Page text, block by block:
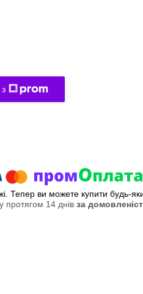
Тепер ви можете купити будь-
протягом 14 днів за